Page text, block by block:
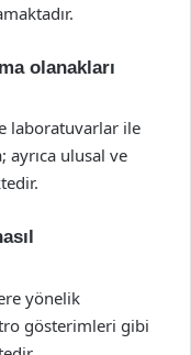
olanakları
laboratuvarlar ile
ayrıca ulusal ve
yönelik
gösterimleri gibi